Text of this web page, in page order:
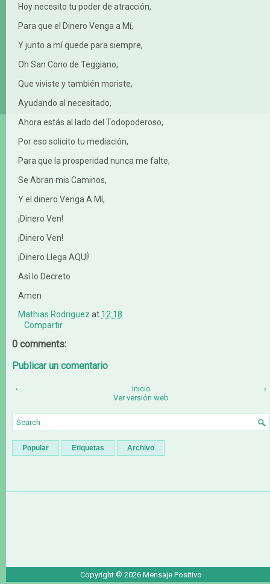
Hoy necesito tu poder de atracción,
Para que el Dinero Venga a Mí,
Y junto a mí quede para siempre,
Oh San Cono de Teggiano,
Que viviste y también moriste,
Ayudando al necesitado,
Ahora estás al lado del Todopoderoso,
Por eso solicito tu mediación,
Para que la prosperidad nunca me falte,
Se Abran mis Caminos,
Y el dinero Venga A Mí,
¡Dinero Ven!
¡Dinero Ven!
¡Dinero Llega AQUÍ!
Así lo Decreto
Amen
Mathias Rodriguez at 12:18
Compartir
0 comments:
Publicar un comentario
‹ ›
Inicio
Ver versión web
Popular Etiquetas Archivo
Copyright © 2026 Mensaje Positivo